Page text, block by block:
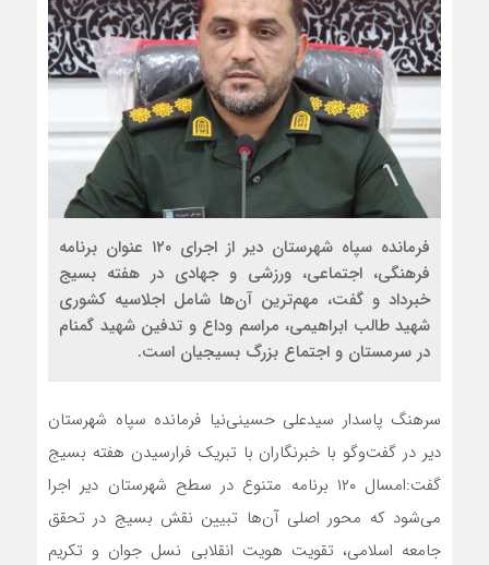
فرمانده سپاه شهرستان دیر از اجرای ۱۲۰ عنوان برنامه
فرهنگی، اجتماعی، ورزشی و جهادی در هفته بسیج
خبرداد و گفت، مهم‌ترین آن‌ها شامل اجلاسیه کشوری
شهید طالب ابراهیمی، مراسم وداع و تدفین شهید گمنام
در سرمستان و اجتماع بزرگ بسیجیان است.
سرهنگ پاسدار سیدعلی حسینی‌نیا فرمانده سپاه شهرستان
دیر در گفت‌وگو با خبرنگاران با تبریک فرارسیدن هفته بسیج
گفت:امسال ۱۲۰ برنامه متنوع در سطح شهرستان دیر اجرا
می‌شود که محور اصلی آن‌ها تبیین نقش بسیج در تحقق
جامعه اسلامی، تقویت هویت انقلابی نسل جوان و تکریم